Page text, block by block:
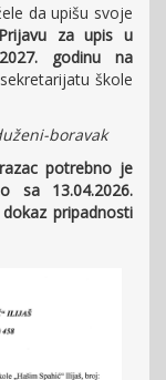
da upišu svoje
Prijavu za upis u
godinu na
škole
boravak
potrebno je
sa 13.04.2026.
pripadnosti